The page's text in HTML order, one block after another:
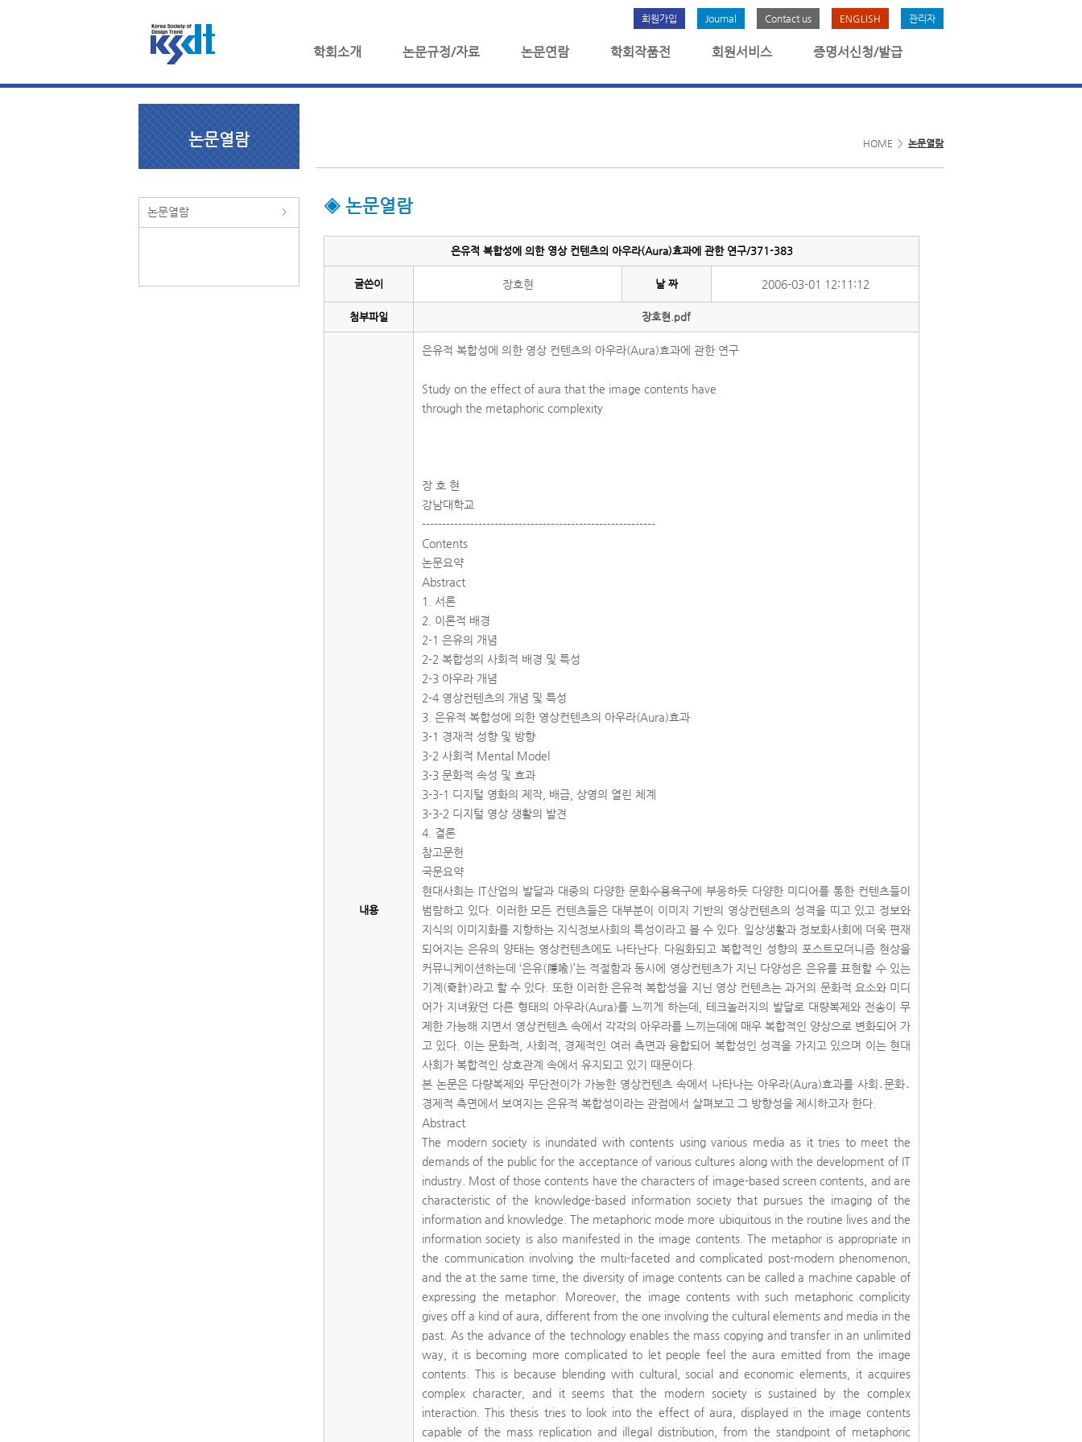
회원가입 Journal Contact us ENGLISH 관리자
학회소개 논문규정/자료 논문연람 학회작품전 회원서비스 증명서신청/발급
논문열람
논문열람
HOME > 논문열람
◈ 논문열람
은유적 복합성에 의한 영상 컨텐츠의 아우라(Aura)효과에 관한 연구/371-383
글쓴이 장호현 날 짜 2006-03-01 12:11:12
첨부파일 장호현.pdf
내용
은유적 복합성에 의한 영상 컨텐츠의 아우라(Aura)효과에 관한 연구
Study on the effect of aura that the image contents have
through the metaphoric complexity
장 호 현
강남대학교
----------------------------------------------------------
Contents
논문요약
Abstract
1. 서론
2. 이론적 배경
2-1 은유의 개념
2-2 복합성의 사회적 배경 및 특성
2-3 아우라 개념
2-4 영상컨텐츠의 개념 및 특성
3. 은유적 복합성에 의한 영상컨텐츠의 아우라(Aura)효과
3-1 경재적 성향 및 방향
3-2 사회적 Mental Model
3-3 문화적 속성 및 효과
3-3-1 디지털 영화의 제작, 배급, 상영의 열린 체계
3-3-2 디지털 영상 생활의 발견
4. 결론
참고문헌
국문요약
현대사회는 IT산업의 발달과 대중의 다양한 문화수용욕구에 부응하듯 다양한 미디어를 통한 컨텐츠들이
범람하고 있다. 이러한 모든 컨텐츠들은 대부분이 이미지 기반의 영상컨텐츠의 성격을 띠고 있고 정보와
지식의 이미지화를 지향하는 지식정보사회의 특성이라고 볼 수 있다. 일상생활과 정보화사회에 더욱 편재
되어지는 은유의 양태는 영상컨텐츠에도 나타난다. 다원화되고 복합적인 성향의 포스트모더니즘 현상을
커뮤니케이션하는데 ‘은유(隱喩)’는 적절함과 동시에 영상컨텐츠가 지닌 다양성은 은유를 표현할 수 있는
기계(奇計)라고 할 수 있다. 또한 이러한 은유적 복합성을 지닌 영상 컨텐츠는 과거의 문화적 요소와 미디
어가 지녀왔던 다른 형태의 아우라(Aura)를 느끼게 하는데, 테크놀러지의 발달로 대량복제와 전송이 무
제한 가능해 지면서 영상컨텐츠 속에서 각각의 아우라를 느끼는데에 매우 복합적인 양상으로 변화되어 가
고 있다. 이는 문화적, 사회적, 경제적인 여러 측면과 융합되어 복합성인 성격을 가지고 있으며 이는 현대
사회가 복합적인 상호관계 속에서 유지되고 있기 때문이다.
본 논문은 다량복제와 무단전이가 가능한 영상컨텐츠 속에서 나타나는 아우라(Aura)효과를 사회․문화․
경제적 측면에서 보여지는 은유적 복합성이라는 관점에서 살펴보고 그 방향성을 제시하고자 한다.
Abstract
The modern society is inundated with contents using various media as it tries to meet the
demands of the public for the acceptance of various cultures along with the development of IT
industry. Most of those contents have the characters of image-based screen contents, and are
characteristic of the knowledge-based information society that pursues the imaging of the
information and knowledge. The metaphoric mode more ubiquitous in the routine lives and the
information society is also manifested in the image contents. The metaphor is appropriate in
the communication involving the multi-faceted and complicated post-modern phenomenon,
and the at the same time, the diversity of image contents can be called a machine capable of
expressing the metaphor. Moreover, the image contents with such metaphoric complicity
gives off a kind of aura, different from the one involving the cultural elements and media in the
past. As the advance of the technology enables the mass copying and transfer in an unlimited
way, it is becoming more complicated to let people feel the aura emitted from the image
contents. This is because blending with cultural, social and economic elements, it acquires
complex character, and it seems that the modern society is sustained by the complex
interaction. This thesis tries to look into the effect of aura, displayed in the image contents
capable of the mass replication and illegal distribution, from the standpoint of metaphoric